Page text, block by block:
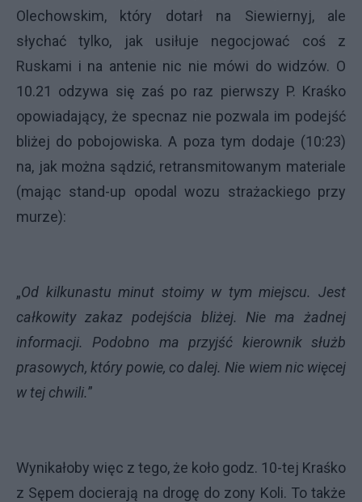
Olechowskim, który dotarł na Siewiernyj, ale
słychać tylko, jak usiłuje negocjować coś z
Ruskami i na antenie nic nie mówi do widzów. O
10.21 odzywa się zaś po raz pierwszy P. Kraśko
opowiadający, że specnaz nie pozwala im podejść
bliżej do pobojowiska. A poza tym dodaje (10:23)
na, jak można sądzić, retransmitowanym materiale
(mając stand-up opodal wozu strażackiego przy
murze):
„Od kilkunastu minut stoimy w tym miejscu. Jest
całkowity zakaz podejścia bliżej. Nie ma żadnej
informacji. Podobno ma przyjść kierownik służb
prasowych, który powie, co dalej. Nie wiem nic więcej
w tej chwili.”
Wynikałoby więc z tego, że koło godz. 10-tej Kraśko
z Sępem docierają na drogę do zony Koli. To także